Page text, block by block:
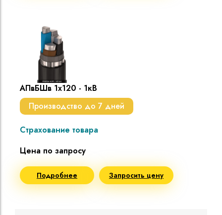
АПвБШв 1х120 - 1кВ
Производство до 7 дней
Страхование товара
Цена по запросу
Подробнее Запросить цену